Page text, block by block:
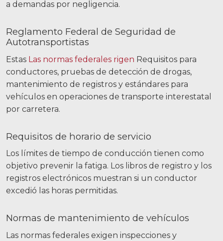
a demandas por negligencia.
Reglamento Federal de Seguridad de
Autotransportistas
Estas Las normas federales rigen Requisitos para
conductores, pruebas de detección de drogas,
mantenimiento de registros y estándares para
vehículos en operaciones de transporte interestatal
por carretera.
Requisitos de horario de servicio
Los límites de tiempo de conducción tienen como
objetivo prevenir la fatiga. Los libros de registro y los
registros electrónicos muestran si un conductor
excedió las horas permitidas.
Normas de mantenimiento de vehículos
Las normas federales exigen inspecciones y